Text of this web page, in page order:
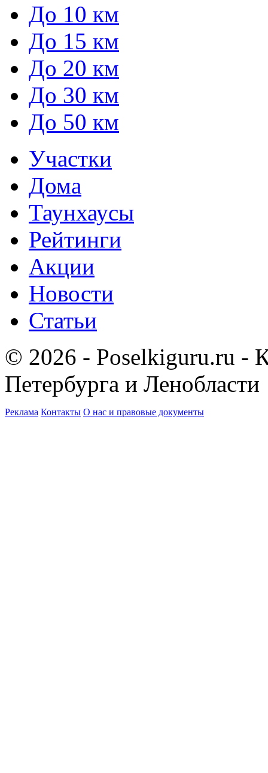
До 10 км
До 15 км
До 20 км
До 30 км
До 50 км
Участки
Дома
Таунхаусы
Рейтинги
Акции
Новости
Статьи
© 2026 - Poselkiguru.ru -
Петербурга и Ленобласти
Реклама Контакты О нас и правовые документы